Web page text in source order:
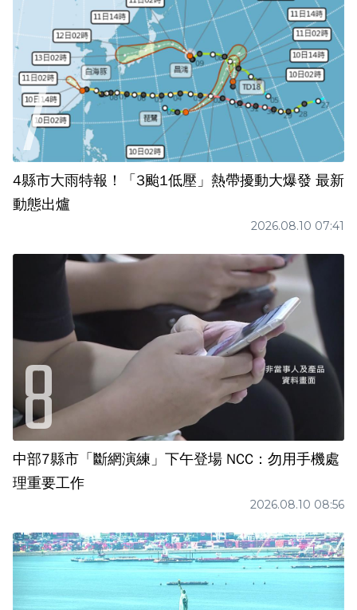
4縣市大雨特報！「3颱1低壓」熱帶擾動大爆發 最新
動態出爐
2026.08.10 07:41
中部7縣市「斷網演練」下午登場 NCC：勿用手機處
理重要工作
2026.08.10 08:56